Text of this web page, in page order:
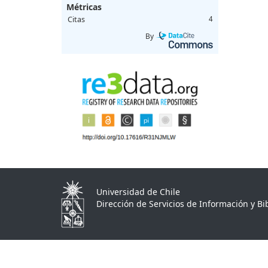
Métricas
Citas 4
By
Universidad de Chile
Dirección de Servicios de Información y